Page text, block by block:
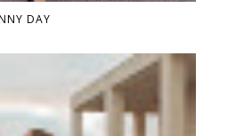
DAY